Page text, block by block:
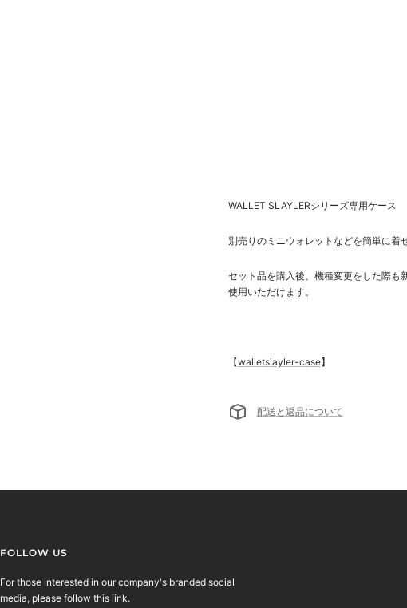
WALLET SLAYLERシリーズ専用ケース
別売りのミニウォレットなどを簡単に着
セット品を購入後、機種変更をした際も
使用いただけます。
【walletslayler-case】
配送と返品について
FOLLOW US
For those interested in our company's branded social
media, please follow this link.